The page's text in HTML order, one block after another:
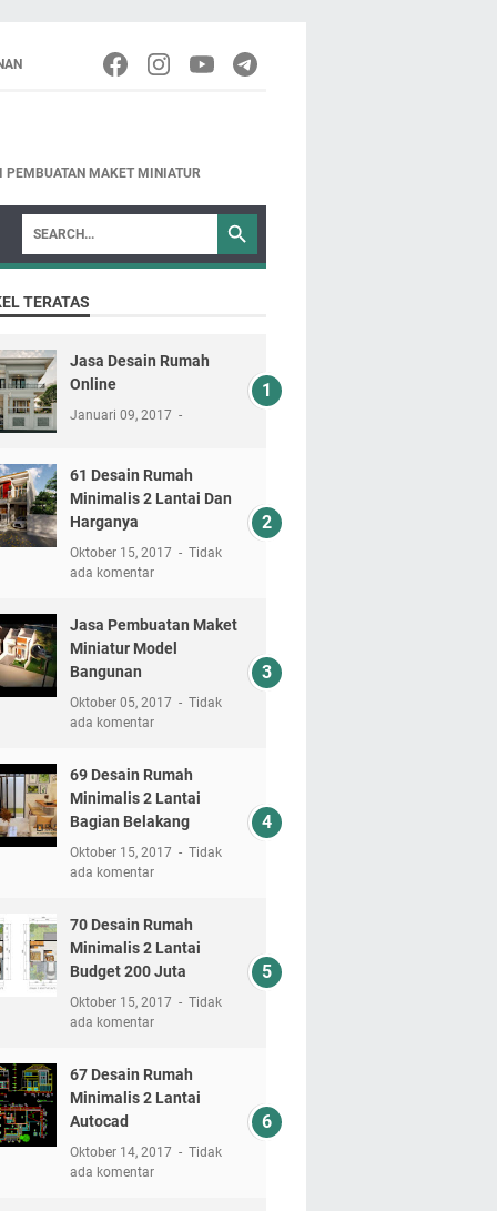
PEMBUATAN MAKET MINIATUR
TERATAS
Jasa Desain Rumah
Online
Januari 09, 2017
61 Desain Rumah
Minimalis 2 Lantai Dan
Harganya
Oktober 15, 2017
Tidak
ada komentar
Jasa Pembuatan Maket
Miniatur Model
Bangunan
Oktober 05, 2017
Tidak
ada komentar
69 Desain Rumah
Minimalis 2 Lantai
Bagian Belakang
Oktober 15, 2017
Tidak
ada komentar
70 Desain Rumah
Minimalis 2 Lantai
Budget 200 Juta
Oktober 15, 2017
Tidak
ada komentar
67 Desain Rumah
Minimalis 2 Lantai
Autocad
Oktober 14, 2017
Tidak
ada komentar